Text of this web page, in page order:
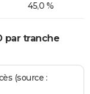
45,0 %
par tranche
(source :